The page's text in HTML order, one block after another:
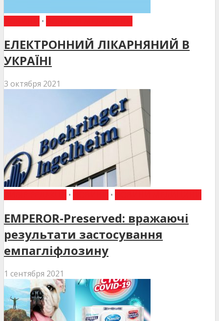
•
ЕЛЕКТРОННИЙ ЛІКАРНЯНИЙ В
УКРАЇНІ
3 октября 2021
• •
EMPEROR-Preserved: вражаючі
результати застосування
емпагліфлозину
1 сентября 2021